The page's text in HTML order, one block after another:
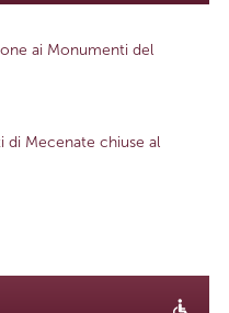
ai Monumenti del
di Mecenate chiuse al